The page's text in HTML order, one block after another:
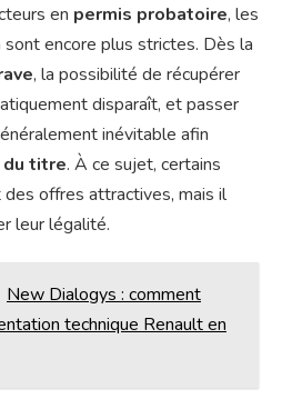
en permis probatoire, les
encore plus strictes. Dès la
, la possibilité de récupérer
disparaît, et passer
inévitable afin
du titre. À ce sujet, certains
offres attractives, mais il
leur légalité.
New Dialogys : comment
technique Renault en